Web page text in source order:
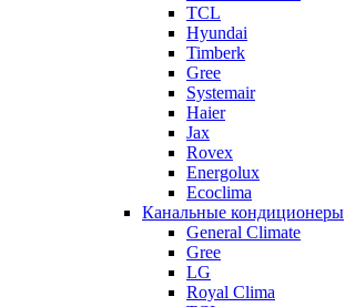
TCL
Hyundai
Timberk
Gree
Systemair
Haier
Jax
Rovex
Energolux
Ecoclima
Канальные кондиционеры
General Climate
Gree
LG
Royal Clima